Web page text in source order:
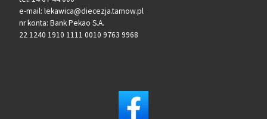
e-mail: lekawica@diecezja.tarnow.pl
nr konta: Bank Pekao S.A.
22 1240 1910 1111 0010 9763 9968